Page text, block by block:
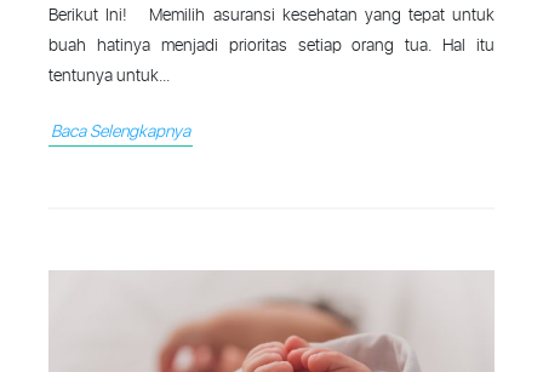
Berikut Ini! Memilih asuransi kesehatan yang tepat untuk
buah hatinya menjadi prioritas setiap orang tua. Hal itu
tentunya untuk...
Baca Selengkapnya